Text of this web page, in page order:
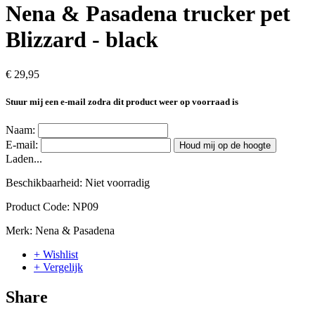
Nena & Pasadena trucker pet
Blizzard - black
€ 29,95
Stuur mij een e-mail zodra dit product weer op voorraad is
Naam:
E-mail:
Houd mij op de hoogte
Laden...
Beschikbaarheid: Niet voorradig
Product Code: NP09
Merk: Nena & Pasadena
+ Wishlist
+ Vergelijk
Share